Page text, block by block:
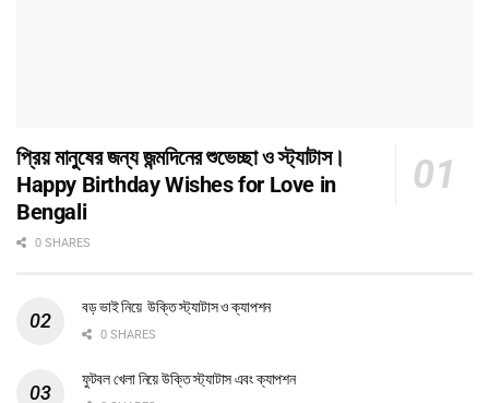
প্রিয় মানুষের জন্য জন্মদিনের শুভেচ্ছা ও স্ট্যাটাস।
Happy Birthday Wishes for Love in
Bengali
0 SHARES
বড় ভাই নিয়ে উক্তি স্ট্যাটাস ও ক্যাপশন
0 SHARES
ফুটবল খেলা নিয়ে উক্তি স্ট্যাটাস এবং ক্যাপশন